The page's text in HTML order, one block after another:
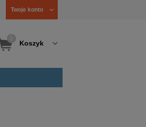
Twoje konto
Koszyk